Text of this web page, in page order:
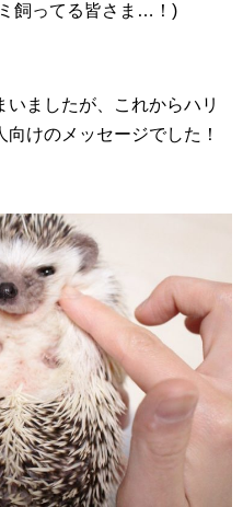
飼ってる皆さま…！)
ましたが、これからハリ
けのメッセージでした！